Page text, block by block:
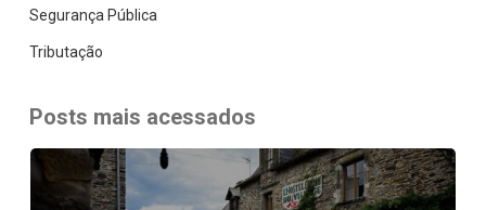
Segurança Pública
Tributação
Posts mais acessados